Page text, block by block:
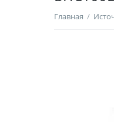
Главная /